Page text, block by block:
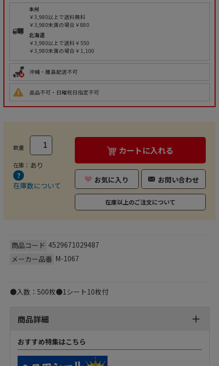
本州
￥3,980以上で送料無料
￥3,980未満の場合￥880
北海道
￥3,980以上で送料￥550
￥3,980未満の場合￥1,100
沖縄・離島配送不可
返品不可・日曜祝日指定不可
数量
在庫： あり
在庫数について
カートに入れる
お気に入り お問い合わせ
在庫以上のご注文について
商品コード 4529671029487
メーカー品番 M-1067
●入数：500枚●1シート10枚付
商品詳細
おすすめ特集はこちら